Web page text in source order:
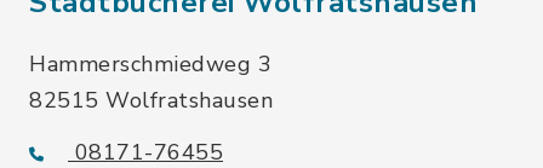
Hammerschmiedweg 3
82515 Wolfratshausen
08171-76455